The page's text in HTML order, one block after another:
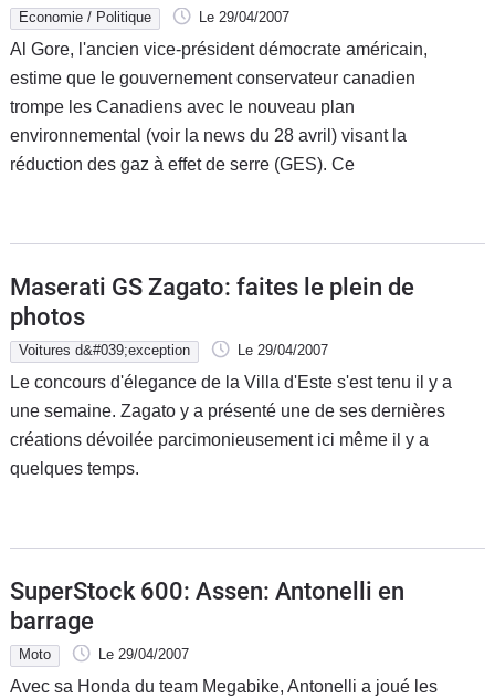
Economie / Politique Le 29/04/2007
Al Gore, l'ancien vice-président démocrate américain,
estime que le gouvernement conservateur canadien
trompe les Canadiens avec le nouveau plan
environnemental (voir la news du 28 avril) visant la
réduction des gaz à effet de serre (GES). Ce
Maserati GS Zagato: faites le plein de
photos
Voitures d&#039;exception Le 29/04/2007
Le concours d'élegance de la Villa d'Este s'est tenu il y a
une semaine. Zagato y a présenté une de ses dernières
créations dévoilée parcimonieusement ici même il y a
quelques temps.
SuperStock 600: Assen: Antonelli en
barrage
Moto Le 29/04/2007
Avec sa Honda du team Megabike, Antonelli a joué les